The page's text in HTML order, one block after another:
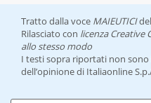
Tratto dalla voce MAIEUTICIdel
Rilasciato con licenza Creative
allo stesso modo
I testi sopra riportati non
dell’opinione di Italiaonline